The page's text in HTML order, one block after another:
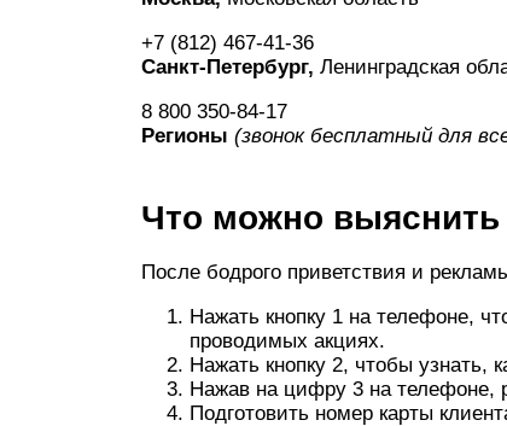
+7 (812) 467-41-36
Санкт-Петербург, Ленинградская
8 800 350-84-17
Регионы (звонок бесплатный для
Что можно
После бодрого приветствия и
Нажать кнопку 1 на телефоне,
проводимых акциях.
Нажать кнопку 2, чтобы узнать,
Нажав на цифру 3 на телефоне,
Подготовить номер карты